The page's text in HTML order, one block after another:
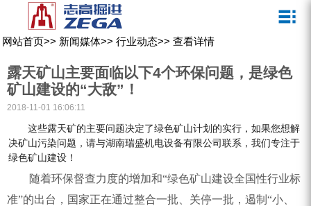
宣传视频
ZEGA全液压顶锤钻机
ZEGA水井钻机
零配件
网站首页>> 新闻媒体>> 行业动态>> 查看详情
露天矿山主要面临以下4个环保问题，是绿色
矿山建设的“大敌”！
2018-11-01 16:06:11
这些露天矿的主要问题决定了绿色矿山计划的实行，如果您想解
决矿山污染问题，请与湖南瑞盛机电设备有限公司联系，我们专注于
绿色矿山建设！
随着环保督查力度的增加和“绿色矿山建设全国性行业标
准”的出台，国家正在通过整合一批、关停一批，遏制“小、